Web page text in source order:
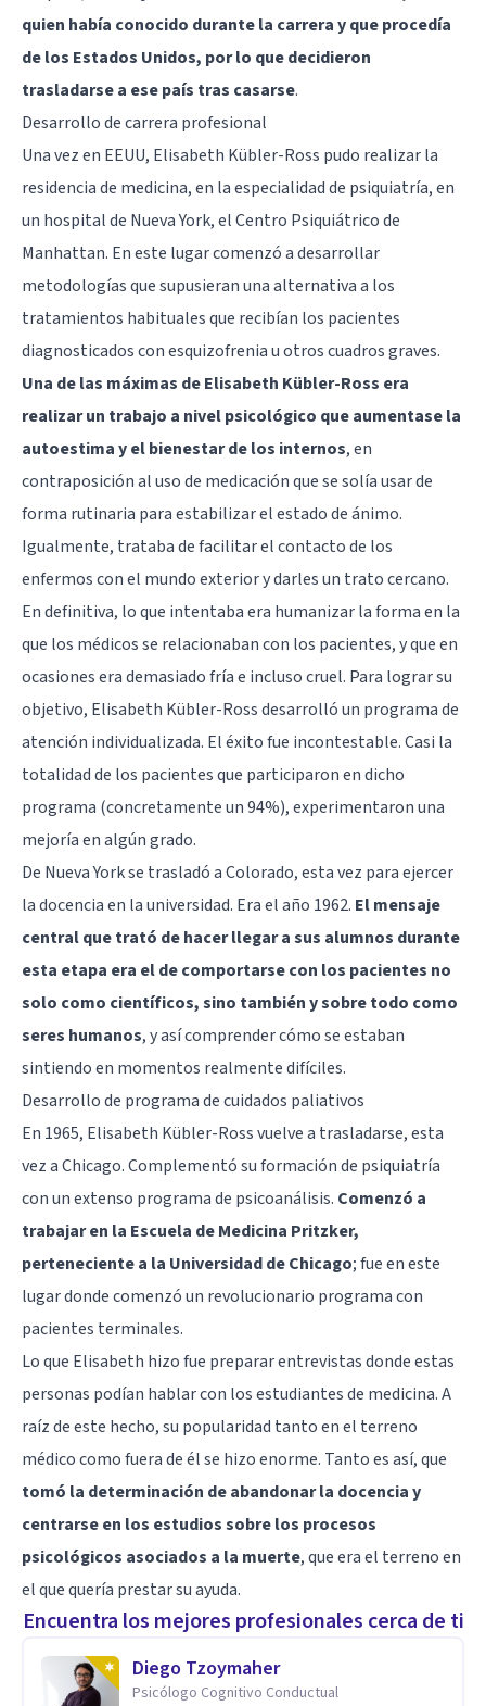
quien había conocido durante la carrera y que procedía
de los Estados Unidos, por lo que decidieron
trasladarse a ese país tras casarse.
Desarrollo de carrera profesional
Una vez en EEUU, Elisabeth Kübler-Ross pudo realizar la
residencia de medicina, en la especialidad de psiquiatría, en
un hospital de Nueva York, el Centro Psiquiátrico de
Manhattan. En este lugar comenzó a desarrollar
metodologías que supusieran una alternativa a los
tratamientos habituales que recibían los pacientes
diagnosticados con esquizofrenia u otros cuadros graves.
Una de las máximas de Elisabeth Kübler-Ross era
realizar un trabajo a nivel psicológico que aumentase la
autoestima y el bienestar de los internos, en
contraposición al uso de medicación que se solía usar de
forma rutinaria para estabilizar el estado de ánimo.
Igualmente, trataba de facilitar el contacto de los
enfermos con el mundo exterior y darles un trato cercano.
En definitiva, lo que intentaba era humanizar la forma en la
que los médicos se relacionaban con los pacientes, y que en
ocasiones era demasiado fría e incluso cruel. Para lograr su
objetivo, Elisabeth Kübler-Ross desarrolló un programa de
atención individualizada. El éxito fue incontestable. Casi la
totalidad de los pacientes que participaron en dicho
programa (concretamente un 94%), experimentaron una
mejoría en algún grado.
De Nueva York se trasladó a Colorado, esta vez para ejercer
la docencia en la universidad. Era el año 1962. El mensaje
central que trató de hacer llegar a sus alumnos durante
esta etapa era el de comportarse con los pacientes no
solo como científicos, sino también y sobre todo como
seres humanos, y así comprender cómo se estaban
sintiendo en momentos realmente difíciles.
Desarrollo de programa de cuidados paliativos
En 1965, Elisabeth Kübler-Ross vuelve a trasladarse, esta
vez a Chicago. Complementó su formación de psiquiatría
con un extenso programa de psicoanálisis. Comenzó a
trabajar en la Escuela de Medicina Pritzker,
perteneciente a la Universidad de Chicago; fue en este
lugar donde comenzó un revolucionario programa con
pacientes terminales.
Lo que Elisabeth hizo fue preparar entrevistas donde estas
personas podían hablar con los estudiantes de medicina. A
raíz de este hecho, su popularidad tanto en el terreno
médico como fuera de él se hizo enorme. Tanto es así, que
tomó la determinación de abandonar la docencia y
centrarse en los estudios sobre los procesos
psicológicos asociados a la muerte, que era el terreno en
el que quería prestar su ayuda.
Encuentra los mejores profesionales cerca de ti
Diego Tzoymaher
Psicólogo Cognitivo Conductual